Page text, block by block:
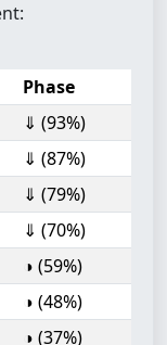
Phase
⇓ (93%)
⇓ (87%)
⇓ (79%)
⇓ (70%)
◑ (59%)
◑ (48%)
◑ (37%)